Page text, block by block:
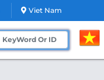
Viet Nam